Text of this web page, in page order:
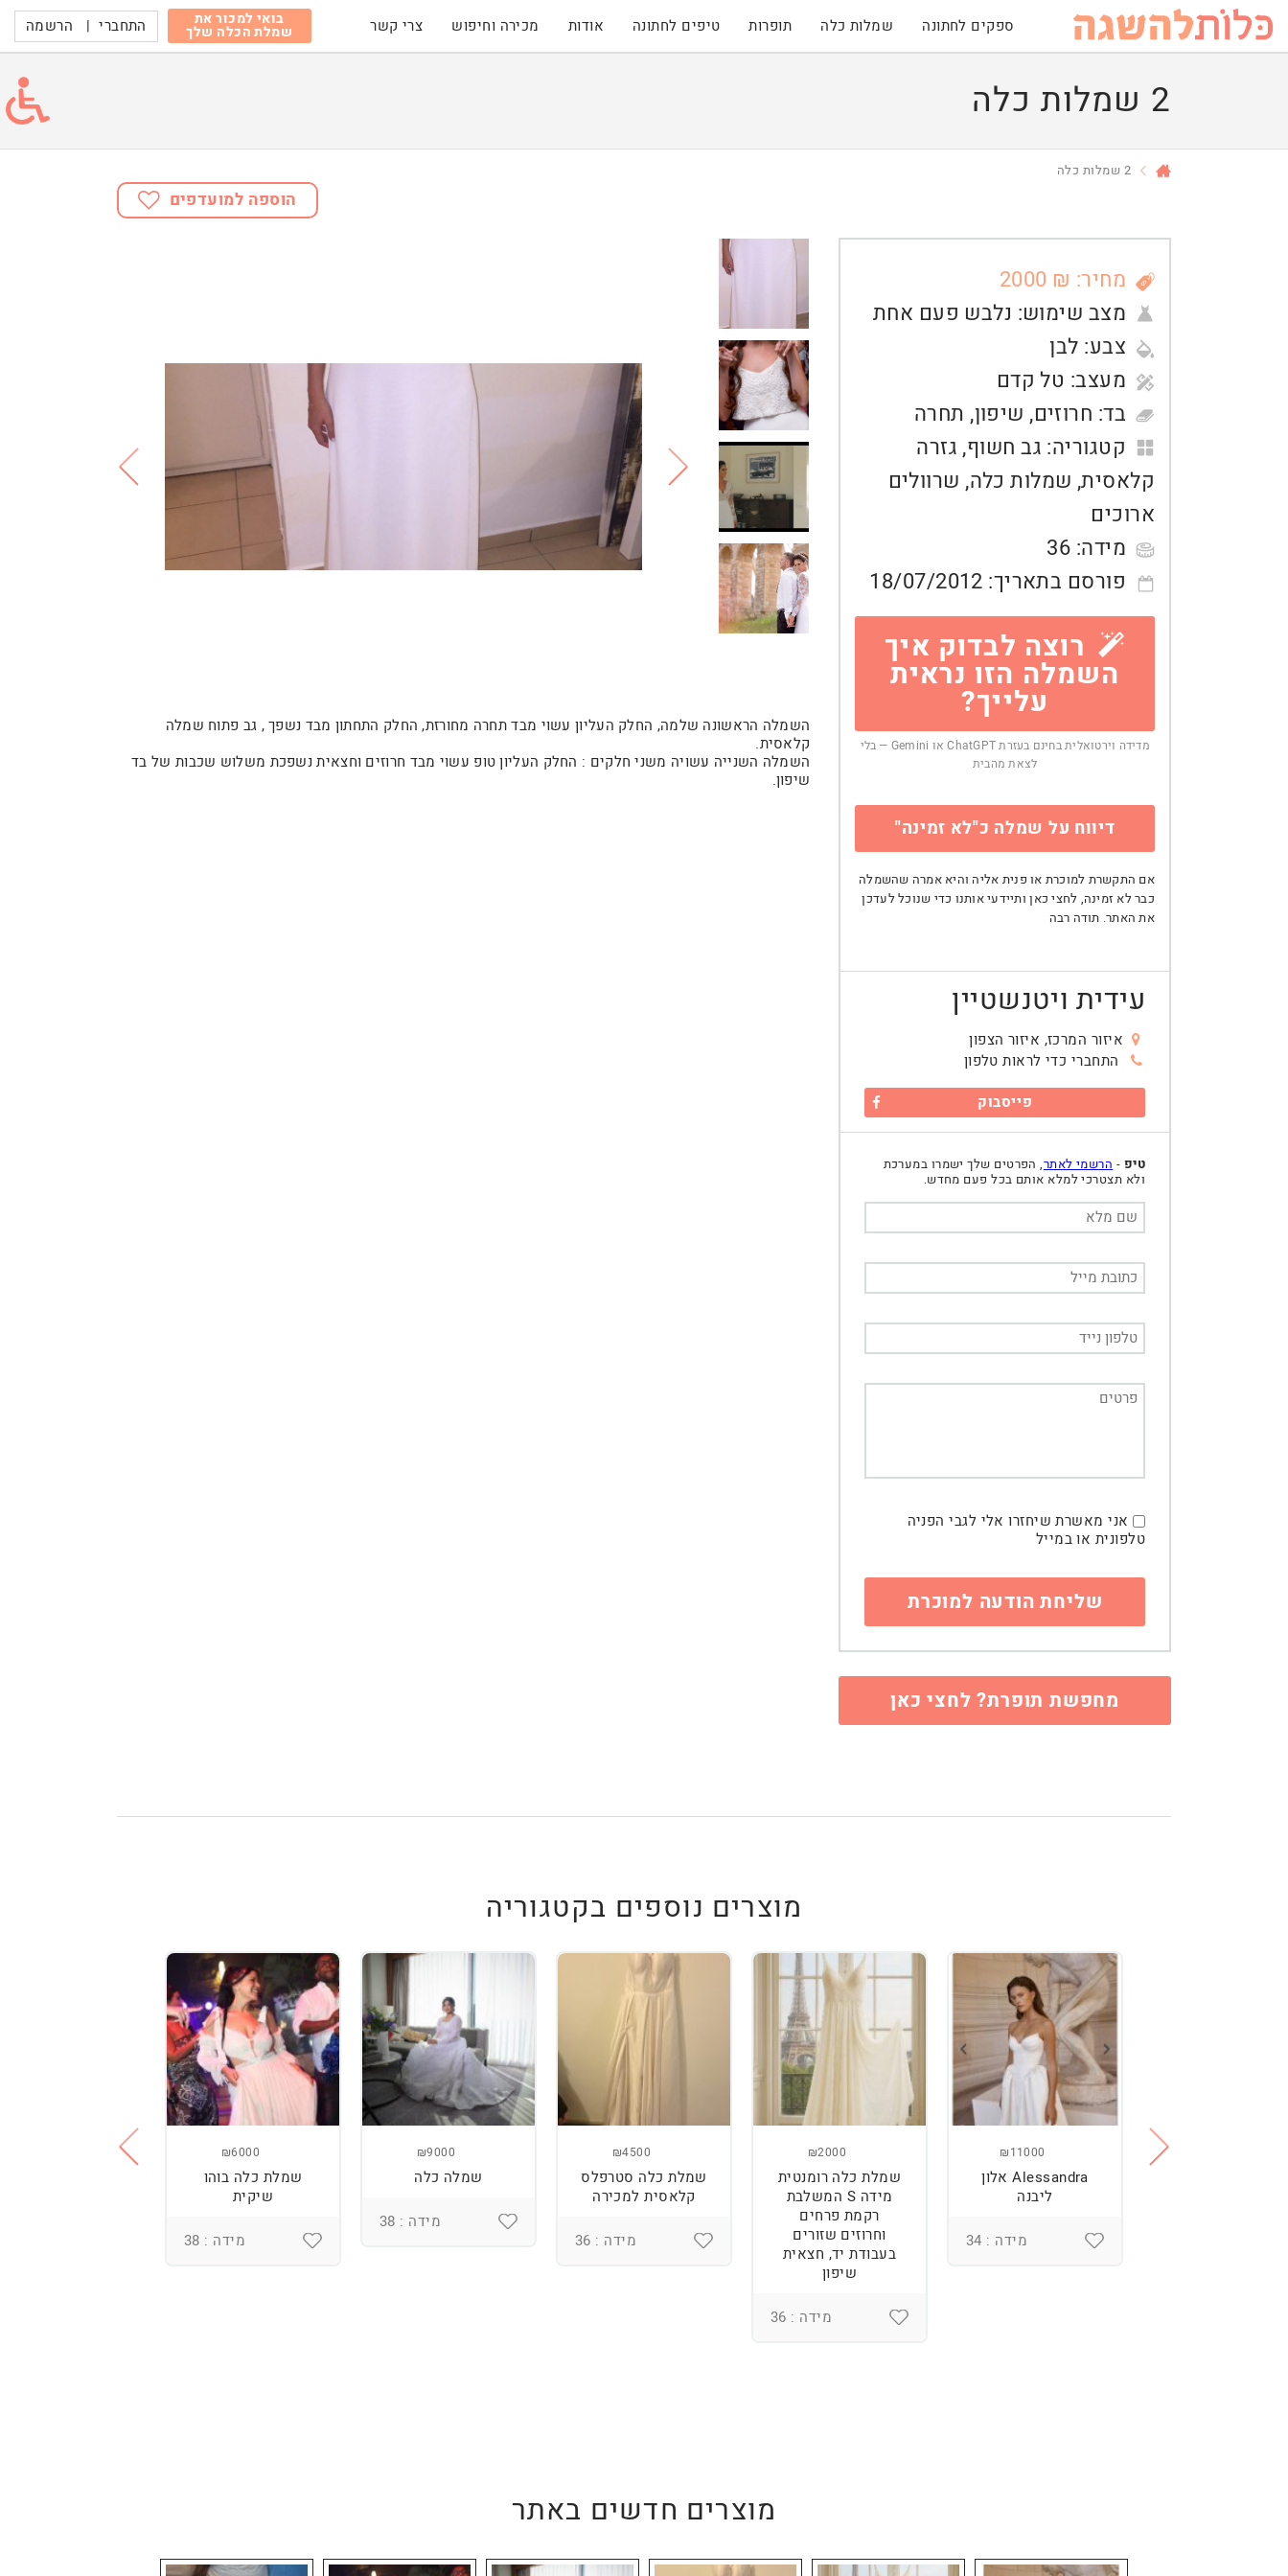
ספקים לחתונה שמלות כלה תופרות טיפים לחתונה אודות מכירה וחיפוש צרי קשר בואי למכור את
שמלת הכלה שלך התחברי | הרשמה
2 שמלות כלה
2 שמלות כלה
הוספה למועדפים
מחיר: ₪ 2000
מצב שימוש: נלבש פעם אחת
צבע: לבן
מעצב: טל קדם
בד: חרוזים, שיפון, תחרה
קטגוריה: גב חשוף, גזרה
קלאסית, שמלות כלה, שרוולים
ארוכים
מידה: 36
פורסם בתאריך: 18/07/2012
רוצה לבדוק איך
השמלה הזו נראית
עלייך?
מדידה וירטואלית בחינם בעזרת ChatGPT או Gemini — בלי
לצאת מהבית
דיווח על שמלה כ"לא זמינה"
אם התקשרת למוכרת או פנית אליה והיא אמרה שהשמלה
כבר לא זמינה, לחצי כאן ותיידעי אותנו כדי שנוכל לעדכן
את האתר. תודה רבה
עידית ויטנשטיין
איזור המרכז, איזור הצפון
התחברי כדי לראות טלפון
פייסבוק
טיפ - הרשמי לאתר, הפרטים שלך ישמרו במערכת
ולא תצטרכי למלא אותם בכל פעם מחדש.
אני מאשרת שיחזרו אלי לגבי הפניה
טלפונית או במייל
מחפשת תופרת? לחצי כאן
השמלה הראשונה שלמה, החלק העליון עשוי מבד תחרה מחורזת, החלק התחתון מבד נשפך , גב פתוח שמלה
קלאסית.
השמלה השנייה עשויה משני חלקים : החלק העליון טופ עשוי מבד חרוזים וחצאית נשפכת משלוש שכבות של בד
שיפון.
מוצרים נוספים בקטגוריה
₪11000
Alessandra אלון
ליבנה
מידה : 34
₪2000
שמלת כלה רומנטית
מידה S המשלבת
רקמת פרחים
וחרוזים שזורים
בעבודת יד, חצאית
שיפון
מידה : 36
₪4500
שמלת כלה סטרפלס
קלאסית למכירה
מידה : 36
₪9000
שמלה כלה
מידה : 38
₪6000
שמלת כלה בוהו
שיקית
מידה : 38
מוצרים חדשים באתר